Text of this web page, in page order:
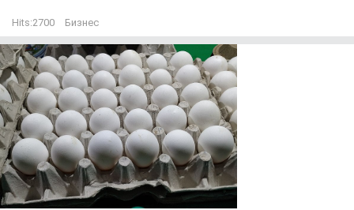
Hits:2700 Бизнес